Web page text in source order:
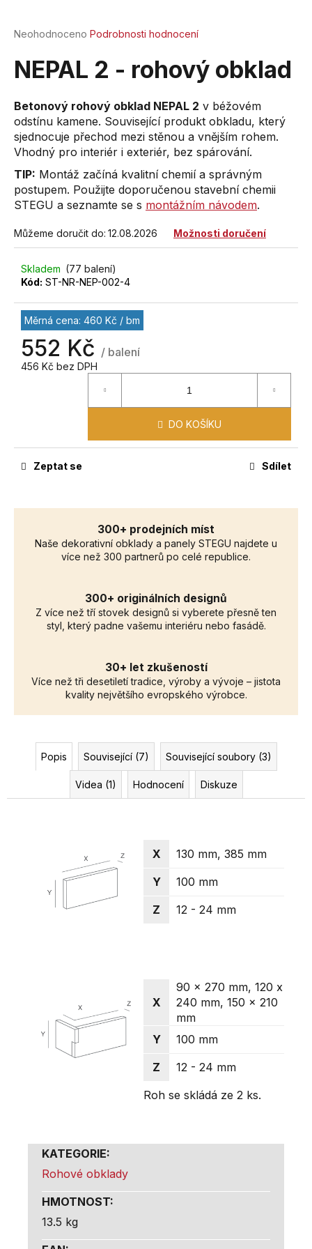
Průměrné
produktu
je
z
5
hvězdiček.
Neohodnoceno Podrobnosti hodnocení
NEPAL 2 - rohový obklad
Betonový rohový obklad NEPAL 2 v béžovém
odstínu kamene. Související produkt obkladu, který
sjednocuje přechod mezi stěnou a vnějším rohem.
Vhodný pro interiér i exteriér, bez spárování.
TIP: Montáž začíná kvalitní chemií a správným
postupem. Použijte doporučenou stavební chemii
STEGU a seznamte se s montážním návodem.
Můžeme doručit do: 12.08.2026 Možnosti doručení
Skladem (77 balení)
Kód: ST-NR-NEP-002-4
Měrná cena: 460 Kč / bm
552 Kč / balení
456 Kč bez DPH
DO KOŠÍKU
Zeptat se Sdílet
300+ prodejních míst
Naše dekorativní obklady a panely STEGU najdete u
více než 300 partnerů po celé republice.
300+ originálních designů
Z více než tří stovek designů si vyberete přesně ten
styl, který padne vašemu interiéru nebo fasádě.
30+ let zkušeností
Více než tři desetiletí tradice, výroby a vývoje – jistota
kvality největšího evropského výrobce.
Popis Související (7) Související soubory (3)
Videa (1) Hodnocení Diskuze
X
130 mm, 385 mm
Y
100 mm
Z
12 - 24 mm
X
90 x 270 mm, 120 x
240 mm, 150 x 210
mm
Y
100 mm
Z
12 - 24 mm
Roh se skládá ze 2 ks.
KATEGORIE:
Rohové obklady
HMOTNOST:
13.5 kg
j
t
o
p
o
u
č
u